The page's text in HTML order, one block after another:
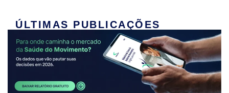
ÚLTIMAS PUBLICAÇÕES